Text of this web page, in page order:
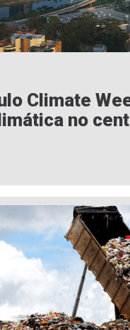
Climate
no